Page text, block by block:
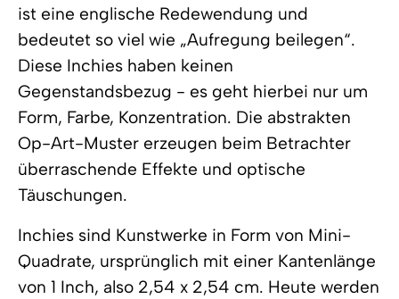
ist eine englische Redewendung und
bedeutet so viel wie „Aufregung beilegen“.
Diese Inchies haben keinen
Gegenstandsbezug - es geht hierbei nur um
Form, Farbe, Konzentration. Die abstrakten
Op-Art-Muster erzeugen beim Betrachter
überraschende Effekte und optische
Täuschungen.
Inchies sind Kunstwerke in Form von Mini-
Quadrate, ursprünglich mit einer Kantenlänge
von 1 Inch, also 2,54 x 2,54 cm. Heute werden